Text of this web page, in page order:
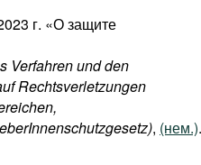
г. «О защите
Verfahren und den
Rechtsverletzungen
, (нем.).